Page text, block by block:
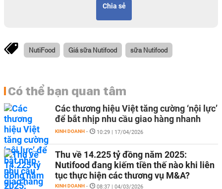
Chia sẻ
NutiFood Giá sữa Nutifood sữa Nutifood
Có thể bạn quan tâm
Các thương hiệu Việt tăng cường ‘nội lực’
để bắt nhịp nhu cầu giao hàng nhanh
KINH DOANH - 10:29 | 17/04/2026
Thu về 14.225 tỷ đồng năm 2025:
Nutifood đang kiếm tiền thế nào khi liên
tục thực hiện các thương vụ M&A?
KINH DOANH - 08:37 | 04/03/2026